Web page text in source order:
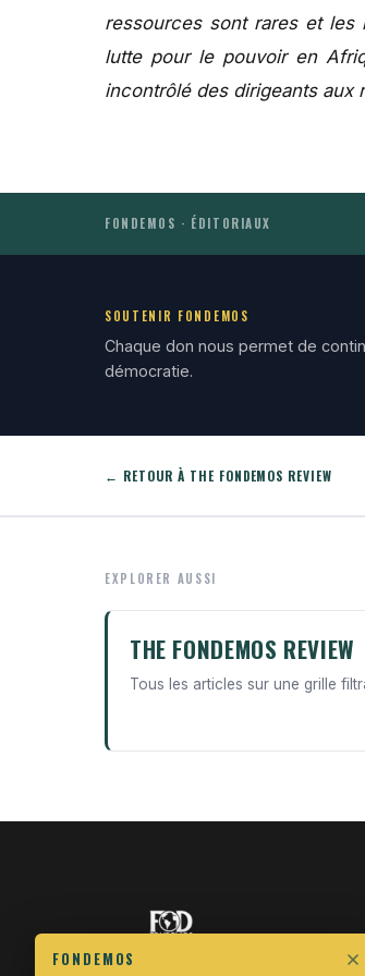
ressources sont rares et
lutte pour le pouvoir en
incontrôlé des dirigeants aux
FONDEMOS · ÉDITORIAUX
SOUTENIR FONDEMOS
Chaque don nous permet de
démocratie.
← RETOUR À THE FONDEMOS REVIEW
EXPLORER AUSSI
THE FONDEMOS REVIEW
Tous les articles sur une grille
FONDEMOS